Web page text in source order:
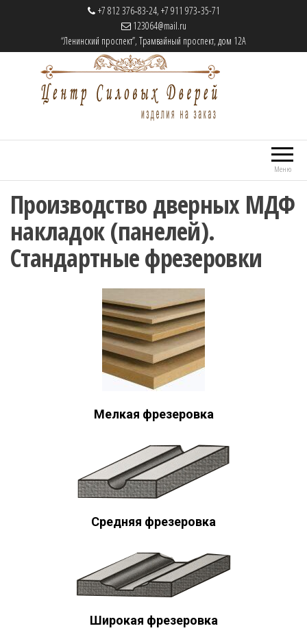
+7 812 376‑83-24, +7 911 973‑35-71
123064@mail.ru
“Ленинский проспект”, Трамвайный проспект, дом 12А
Центр Силовых Дверей
Меню
Производство дверных МДФ
накладок (панелей).
Стандартные фрезеровки
Мелкая фрезеровка
Средняя фрезеровка
Широкая фрезеровка